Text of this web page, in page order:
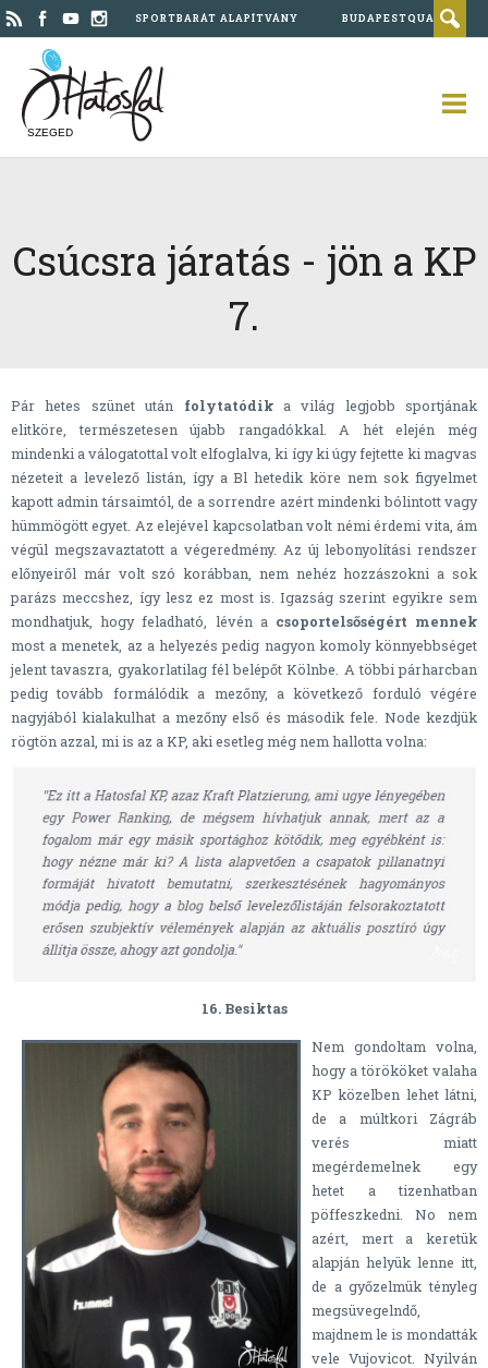
SPORTBARÁT ALAPÍTVÁNY BUDAPESTQUAD
SZEGED
Csúcsra járatás - jön a KP
7.
Pár hetes szünet után folytatódika világ legjobb sportjának
elitköre, természetesen újabb rangadókkal. A hét elején még
mindenki a válogatottal volt elfoglalva, ki így ki úgy fejtette ki magvas
nézeteit a levelező listán, így a Bl hetedik köre nem sok figyelmet
kapott admin társaimtól, de a sorrendre azért mindenki bólintott vagy
hümmögött egyet. Az elejével kapcsolatban volt némi érdemi vita, ám
végül megszavaztatott a végeredmény. Az új lebonyolítási rendszer
előnyeiről már volt szó korábban, nem nehéz hozzászokni a sok
parázs meccshez, így lesz ez most is. Igazság szerint egyikre sem
mondhatjuk, hogy feladható, lévén a csoportelsőségért mennek
most a menetek, az a helyezés pedig nagyon komoly könnyebbséget
jelent tavaszra, gyakorlatilag fél belépőt Kölnbe. A többi párharcban
pedig tovább formálódik a mezőny, a következő forduló végére
nagyjából kialakulhat a mezőny első és második fele. Node kezdjük
rögtön azzal, mi is az a KP, aki esetleg még nem hallotta volna:
16. Besiktas
Nem gondoltam volna,
hogy a törököket valaha
KP közelben lehet látni,
de a múltkori Zágráb
verés miatt
megérdemelnek egy
hetet a tizenhatban
pöffeszkedni. No nem
azért, mert a keretük
alapján helyük lenne itt,
de a győzelmük tényleg
megsüvegelndő,
majdnem le is mondatták
vele Vujovicot. Nyilván